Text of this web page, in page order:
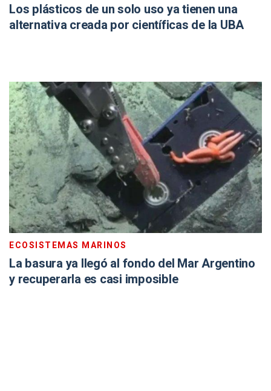
Los plásticos de un solo uso ya tienen una
alternativa creada por científicas de la UBA
ECOSISTEMAS MARINOS
La basura ya llegó al fondo del Mar Argentino
y recuperarla es casi imposible